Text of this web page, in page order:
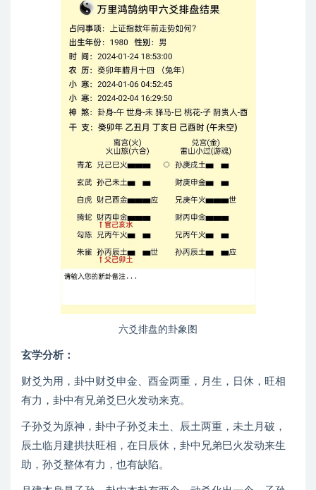
六爻排盘的卦象图
玄学分析：
财爻为用，卦中财爻申金、酉金两重，月生，日休，旺相
有力，卦中有兄弟爻巳火发动来克。
子孙爻为原神，卦中子孙爻未土、辰土两重，未土月破，
辰土临月建拱扶旺相，在日辰休，卦中兄弟巳火发动来生
助，孙爻整体有力，也有缺陷。